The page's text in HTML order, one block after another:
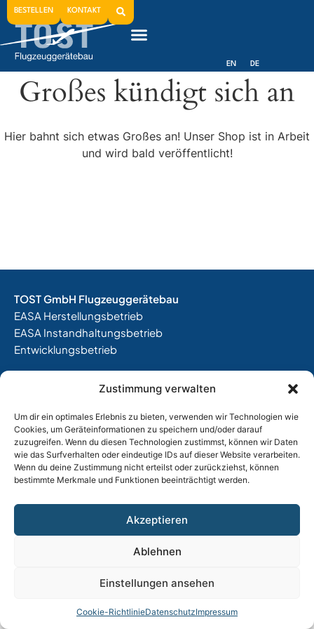
Zustimmung verwalten
Um dir ein optimales Erlebnis zu bieten, verwenden wir Technologien wie
Cookies, um Geräteinformationen zu speichern und/oder darauf
zuzugreifen. Wenn du diesen Technologien zustimmst, können wir Daten
wie das Surfverhalten oder eindeutige IDs auf dieser Website verarbeiten.
Wenn du deine Zustimmung nicht erteilst oder zurückziehst, können
bestimmte Merkmale und Funktionen beeinträchtigt werden.
Akzeptieren
Ablehnen
Einstellungen ansehen
Cookie-RichtlinieDatenschutzImpressum
BESTELLEN KONTAKT
EN DE
Großes kündigt sich an
Hier bahnt sich etwas Großes an! Unser Shop ist in Arbeit
und wird bald veröffentlicht!
TOST GmbH Flugzeuggerätebau
EASA Herstellungsbetrieb
EASA Instandhaltungsbetrieb
Entwicklungsbetrieb
E-Mail: info@tost.de
Öffnungszeiten:
Montag – Donnerstag: 8:00 – 17:00 Uhr
Impressum|Datenschutz |AGB